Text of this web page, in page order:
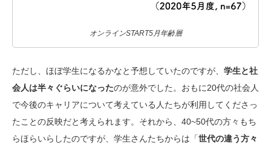
オンラインSTART5月年齢層
ただし、ほぼ学生になるかなと予想していたのですが、 学生と社
会人は半々ぐらいになったのが意外でした。おもに20代の社会人
で今後のキャリアについて考えている人たちが利用してくださっ
たことの反映だと考えられます。それから、40~50代の方々もち
らほらいらしたのですが、学生さんたちからは「世代の違う方々